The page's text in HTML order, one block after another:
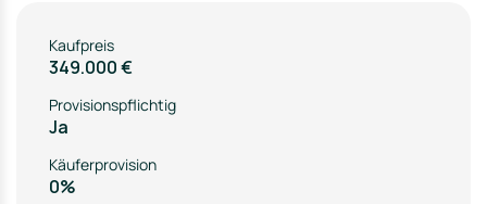
Kaufpreis
349.000 €
Provisionspflichtig
Ja
Käuferprovision
0%